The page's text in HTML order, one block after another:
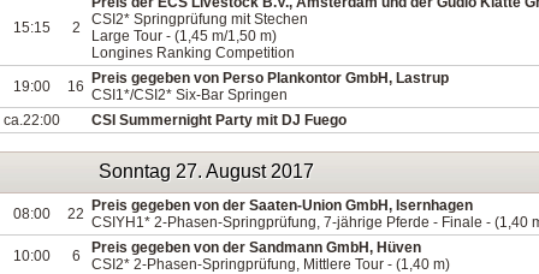
15:15 2
CSI2* Springprüfung mit Stechen
Large Tour - (1,45 m/1,50 m)
Longines Ranking Competition
19:00
16
Preis gegeben von Perso Plankontor GmbH, Lastrup
CSI1*/CSI2* Six-Bar Springen
ca.22:00
CSI Summernight Party mit DJ Fuego
Sonntag 27. August 2017
08:00 22
Preis gegeben von der Saaten-Union GmbH, Isernhagen
CSIYH1* 2-Phasen-Springprüfung, 7-jährige Pferde - Finale - (1,40
10:00
6
Preis gegeben von der Sandmann GmbH, Hüven
CSI2* 2-Phasen-Springprüfung, Mittlere Tour - (1,40 m)